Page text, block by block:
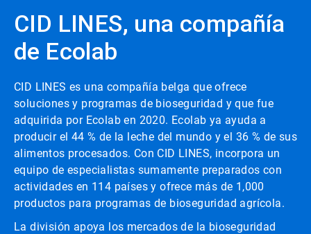
CID LINES, una compañía
de Ecolab
CID LINES es una compañía belga que ofrece
soluciones y programas de bioseguridad y que fue
adquirida por Ecolab en 2020. Ecolab ya ayuda a
producir el 44 % de la leche del mundo y el 36 % de sus
alimentos procesados. Con CID LINES, incorpora un
equipo de especialistas sumamente preparados con
actividades en 114 países y ofrece más de 1,000
productos para programas de bioseguridad agrícola.
La división apoya los mercados de la bioseguridad